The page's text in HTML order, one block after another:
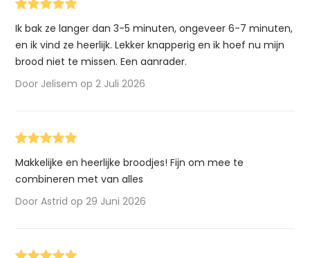
Ik bak ze langer dan 3-5 minuten, ongeveer 6-7 minuten,
en ik vind ze heerlijk. Lekker knapperig en ik hoef nu mijn
brood niet te missen. Een aanrader.
Door Jelisem op 2 Juli 2026
Makkelijke en heerlijke broodjes! Fijn om mee te
combineren met van alles
Door Astrid op 29 Juni 2026